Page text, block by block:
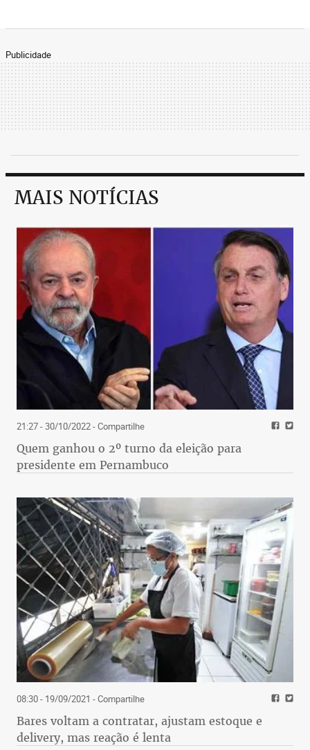
Publicidade
MAIS NOTÍCIAS
21:27 - 30/10/2022- Compartilhe
Quem ganhou o 2º turno da eleição para
presidente em Pernambuco
08:30 - 19/09/2021 - Compartilhe
Bares voltam a contratar, ajustam estoque e
delivery, mas reação é lenta